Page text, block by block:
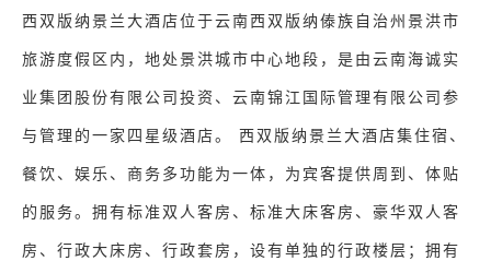
西双版纳景兰大酒店位于云南西双版纳傣族自治州景洪市
旅游度假区内，地处景洪城市中心地段，是由云南海诚实
业集团股份有限公司投资、云南锦江国际管理有限公司参
与管理的一家四星级酒店。 西双版纳景兰大酒店集住宿、
餐饮、娱乐、商务多功能为一体，为宾客提供周到、体贴
的服务。拥有标准双人客房、标准大床客房、豪华双人客
房、行政大床房、行政套房，设有单独的行政楼层；拥有